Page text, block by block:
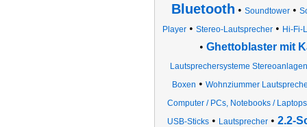
Bluetooth • Soundtower•
Player • Stereo-Lautsprecher • Hi-Fi-
• Ghettoblaster mit
Lautsprechersysteme Stereoanlagen
Boxen • Wohnziummer
Computer / PCs, Notebooks / Laptops
USB-Sticks • Lautsprecher • 2.2-